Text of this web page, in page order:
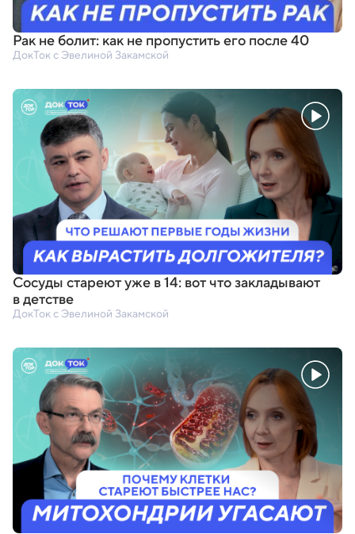
Рак не болит: как не пропустить его после 40
ДокТок с Эвелиной Закамской
Сосуды стареют уже в 14: вот что закладывают
в детстве
ДокТок с Эвелиной Закамской